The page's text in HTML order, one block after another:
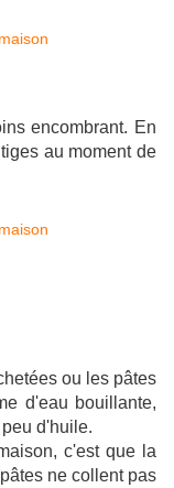
encombrant. En
au moment de
ou les pâtes
d'eau bouillante,
d'huile.
c'est que la
ne collent pas